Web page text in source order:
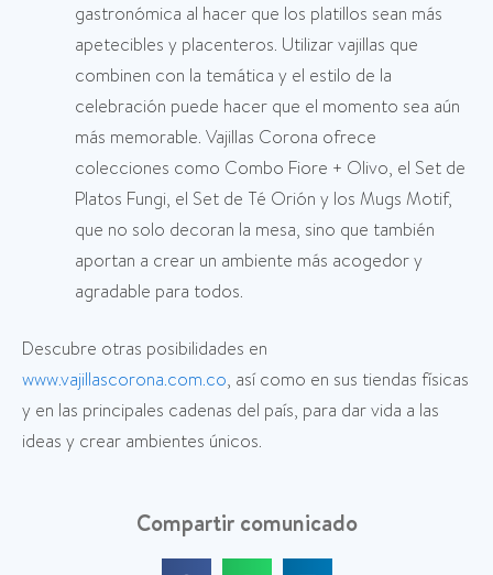
gastronómica al hacer que los platillos sean más
apetecibles y placenteros. Utilizar vajillas que
combinen con la temática y el estilo de la
celebración puede hacer que el momento sea aún
más memorable. Vajillas Corona ofrece
colecciones como Combo Fiore + Olivo, el Set de
Platos Fungi, el Set de Té Orión y los Mugs Motif,
que no solo decoran la mesa, sino que también
aportan a crear un ambiente más acogedor y
agradable para todos.
Descubre otras posibilidades en
www.vajillascorona.com.co, así como en sus tiendas físicas
y en las principales cadenas del país, para dar vida a las
ideas y crear ambientes únicos.
Compartir comunicado